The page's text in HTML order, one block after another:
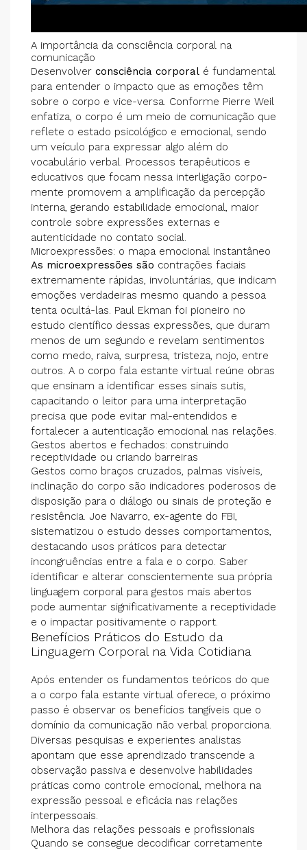
A importância da consciência corporal na
comunicação
Desenvolver consciência corporal é fundamental
para entender o impacto que as emoções têm
sobre o corpo e vice-versa. Conforme Pierre Weil
enfatiza, o corpo é um meio de comunicação que
reflete o estado psicológico e emocional, sendo
um veículo para expressar algo além do
vocabulário verbal. Processos terapêuticos e
educativos que focam nessa interligação corpo-
mente promovem a amplificação da percepção
interna, gerando estabilidade emocional, maior
controle sobre expressões externas e
autenticidade no contato social.
Microexpressões: o mapa emocional instantâneo
As microexpressões são contrações faciais
extremamente rápidas, involuntárias, que indicam
emoções verdadeiras mesmo quando a pessoa
tenta ocultá-las. Paul Ekman foi pioneiro no
estudo científico dessas expressões, que duram
menos de um segundo e revelam sentimentos
como medo, raiva, surpresa, tristeza, nojo, entre
outros. A o corpo fala estante virtual reúne obras
que ensinam a identificar esses sinais sutis,
capacitando o leitor para uma interpretação
precisa que pode evitar mal-entendidos e
fortalecer a autenticação emocional nas relações.
Gestos abertos e fechados: construindo
receptividade ou criando barreiras
Gestos como braços cruzados, palmas visíveis,
inclinação do corpo são indicadores poderosos de
disposição para o diálogo ou sinais de proteção e
resistência. Joe Navarro, ex-agente do FBI,
sistematizou o estudo desses comportamentos,
destacando usos práticos para detectar
incongruências entre a fala e o corpo. Saber
identificar e alterar conscientemente sua própria
linguagem corporal para gestos mais abertos
pode aumentar significativamente a receptividade
e o impactar positivamente o rapport.
Benefícios Práticos do Estudo da
Linguagem Corporal na Vida Cotidiana
Após entender os fundamentos teóricos do que
a o corpo fala estante virtual oferece, o próximo
passo é observar os benefícios tangíveis que o
domínio da comunicação não verbal proporciona.
Diversas pesquisas e experientes analistas
apontam que esse aprendizado transcende a
observação passiva e desenvolve habilidades
práticas como controle emocional, melhora na
expressão pessoal e eficácia nas relações
interpessoais.
Melhora das relações pessoais e profissionais
Quando se consegue decodificar corretamente